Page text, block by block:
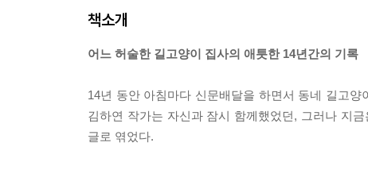
책소개
어느 허술한 길고양이 집사의 애틋한 14년간의 기록
14년 동안 아침마다 신문배달을 하면서 동네 길고양
김하연 작가는 자신과 잠시 함께했었던, 그러나 지
글로 엮었다.